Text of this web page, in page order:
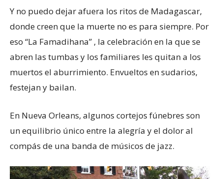
Y no puedo dejar afuera los ritos de Madagascar,
donde creen que la muerte no es para siempre. Por
eso “La Famadihana” , la celebración en la que se
abren las tumbas y los familiares les quitan a los
muertos el aburrimiento. Envueltos en sudarios,
festejan y bailan.
En Nueva Orleans, algunos cortejos fúnebres son
un equilibrio único entre la alegría y el dolor al
compás de una banda de músicos de jazz.